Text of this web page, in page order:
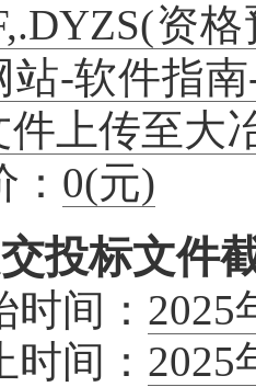
资
站-软件指
件上传至大
0(元)
投标文件
时间： 2025
间： 2025